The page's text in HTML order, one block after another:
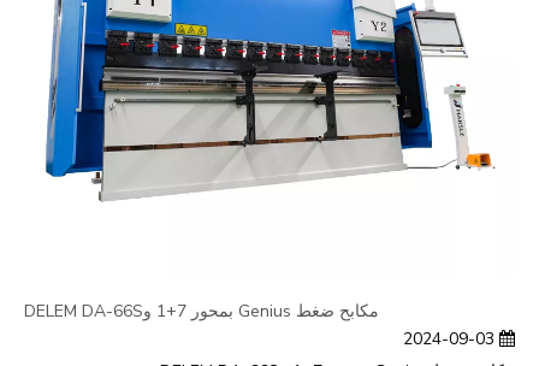
مكابح ضغط Genius بمحور 7+1 وDELEM DA-66S